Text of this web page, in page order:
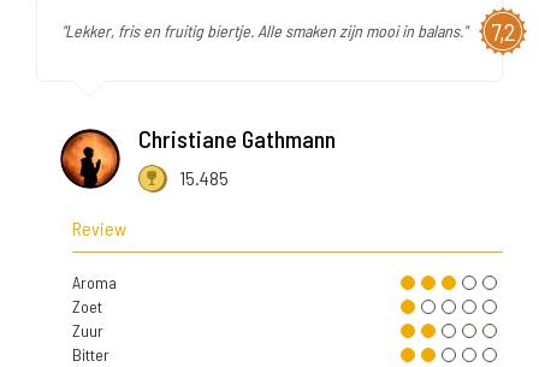
7,2
"Lekker, fris en fruitig biertje. Alle smaken zijn mooi in balans."
Christiane Gathmann
15.485
Review
Aroma
Zoet
Zuur
Bitter